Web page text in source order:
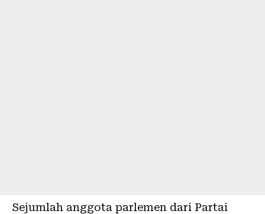
Sejumlah anggota parlemen dari Partai